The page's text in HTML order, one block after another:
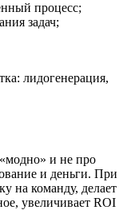
процесс;
задач;
лидогенерация,
и не про
и деньги. При
на команду, делает
увеличивает ROI